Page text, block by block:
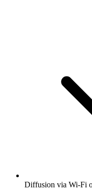
Diffusion via Wi-Fi